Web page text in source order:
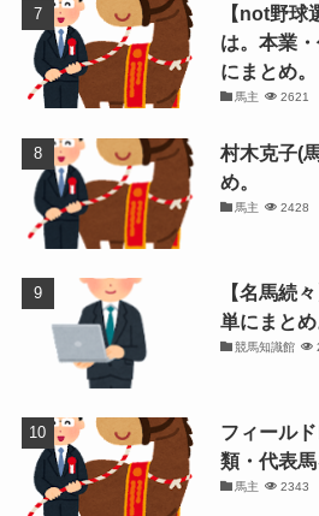
【not野球
は。本業
にまとめ。
馬主 2621
村木克子(
め。
馬主 2428
【名馬続
単にまとめ
競馬知識館
フィール
類・代表馬
馬主 2343